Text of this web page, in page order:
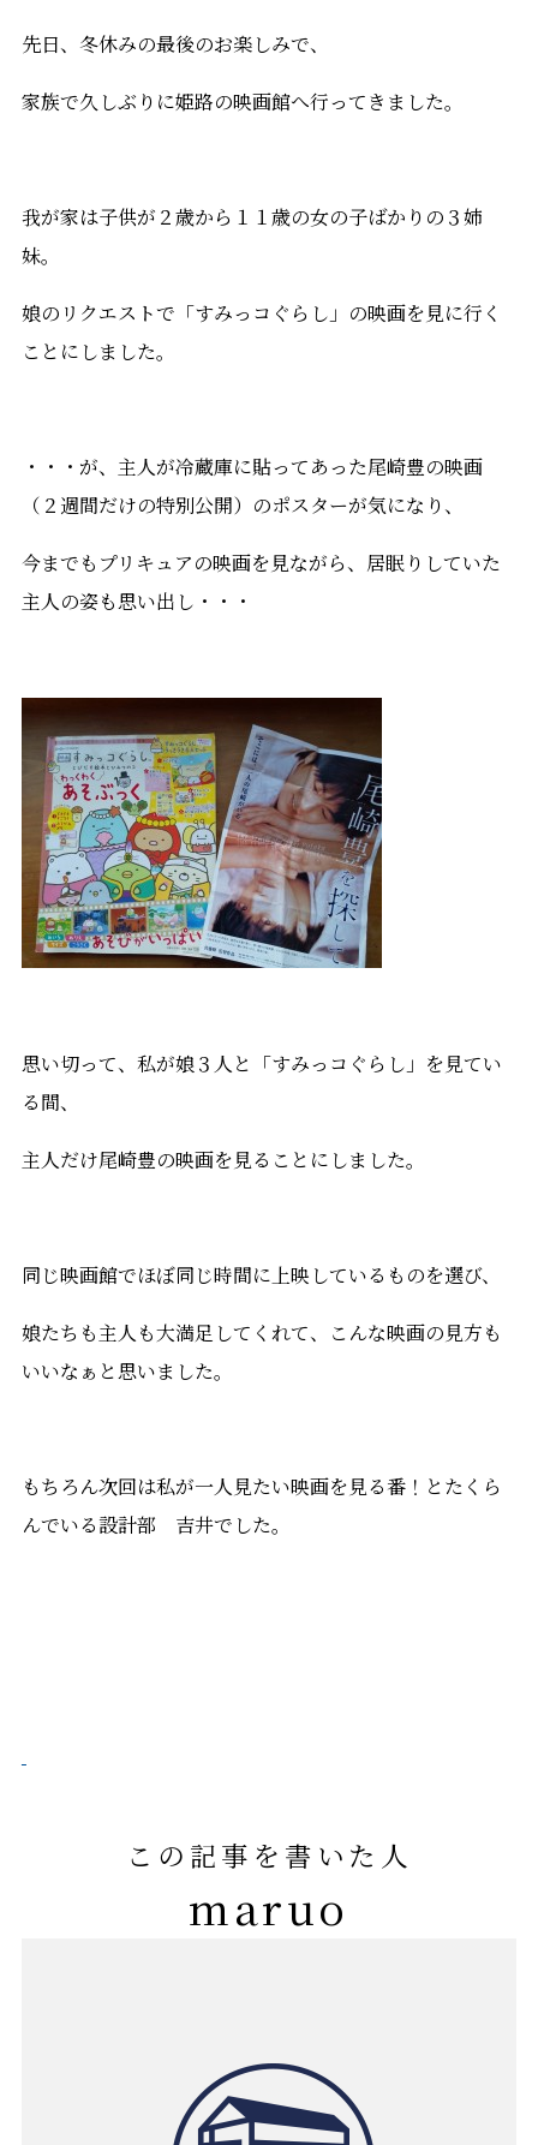
先日、冬休みの最後のお楽しみで、
家族で久しぶりに姫路の映画館へ行ってきました。
我が家は子供が２歳から１１歳の女の子ばかりの３姉
妹。
娘のリクエストで「すみっコぐらし」の映画を見に行く
ことにしました。
・・・が、主人が冷蔵庫に貼ってあった尾崎豊の映画
（２週間だけの特別公開）のポスターが気になり、
今までもプリキュアの映画を見ながら、居眠りしていた
主人の姿も思い出し・・・
思い切って、私が娘３人と「すみっコぐらし」を見てい
る間、
主人だけ尾崎豊の映画を見ることにしました。
同じ映画館でほぼ同じ時間に上映しているものを選び、
娘たちも主人も大満足してくれて、こんな映画の見方も
いいなぁと思いました。
もちろん次回は私が一人見たい映画を見る番！とたくら
んでいる設計部 吉井でした。
この記事を書いた人
maruo